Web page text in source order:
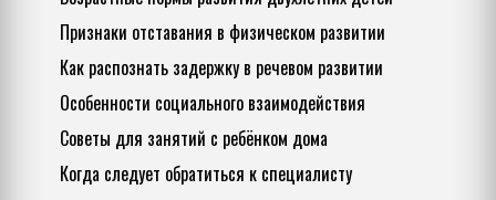
Признаки отставания в физическом развитии
Как распознать задержку в речевом развитии
Особенности социального взаимодействия
Советы для занятий с ребёнком дома
Когда следует обратиться к специалисту